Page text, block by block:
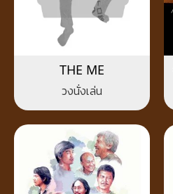
THE ME
วงนั่งเล่น